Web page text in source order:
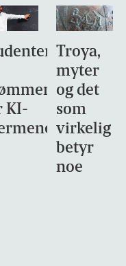
KI-
Troya,
myter
og det
som
virkelig
betyr
noe